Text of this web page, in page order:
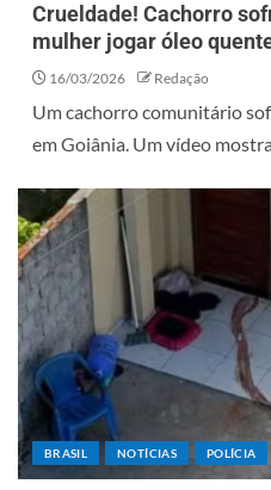
Crueldade! Cachorro
mulher jogar óleo
16/03/2026 Redação
Um cachorro comunitário
em Goiânia. Um vídeo
BRASIL NOTÍCIAS POLÍCIA